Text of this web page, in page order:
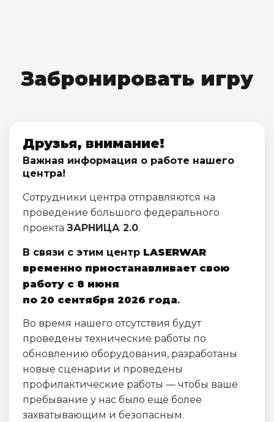
Забронировать игру
Друзья, внимание!
Важная информация о работе нашего
центра!
Сотрудники центра отправляются на
проведение большого федерального
проекта ЗАРНИЦА 2.0.
В связи с этим центр LASERWAR
временно приостанавливает свою
работу с 8 июня
по 20 сентября 2026 года.
Во время нашего отсутствия будут
проведены технические работы по
обновлению оборудования, разработаны
новые сценарии и проведены
профилактические работы — чтобы ваше
пребывание у нас было ещё более
захватывающим и безопасным.